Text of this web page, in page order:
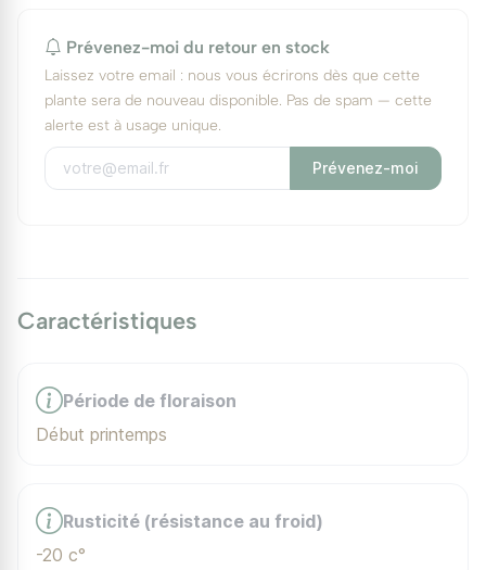
Prévenez-moi du retour en stock
Laissez votre email : nous vous écrirons dès que cette
plante sera de nouveau disponible. Pas de spam — cette
alerte est à usage unique.
Prévenez-moi
Caractéristiques
Période de floraison
Début printemps
Rusticité (résistance au froid)
-20 c°